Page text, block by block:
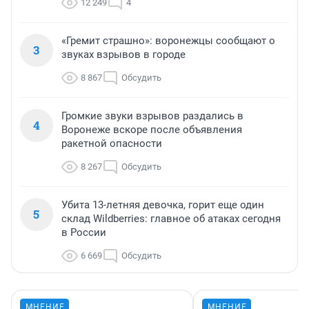
12 249 4
3
«Гремит страшно»: воронежцы сообщают о
звуках взрывов в городе
8 867 Обсудить
4
Громкие звуки взрывов раздались в
Воронеже вскоре после объявления
ракетной опасности
8 267 Обсудить
5
Убита 13-летняя девочка, горит еще один
склад Wildberries: главное об атаках сегодня
в России
6 669 Обсудить
МНЕНИЕ МНЕНИЕ